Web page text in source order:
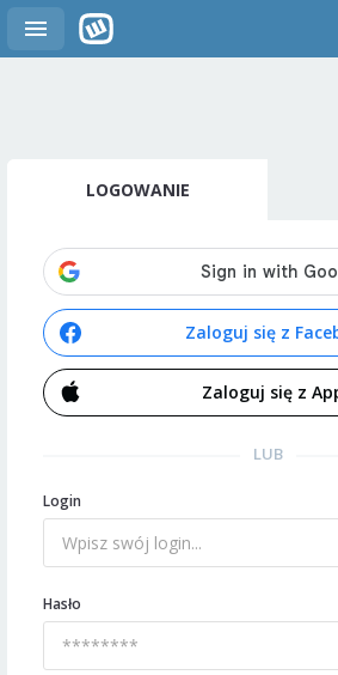
LOGOWANIE
Zaloguj się z
Zaloguj się z
LUB
Login
Hasło